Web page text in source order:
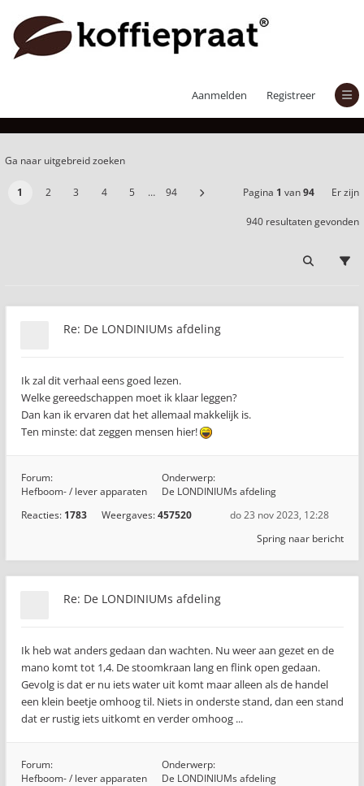
Aanmelden Registreer
Er zijn 940 resultaten gevonden
Ga naar uitgebreid zoeken
1 2 3 4 5 … 94 Pagina 1 van94 Er zijn
940 resultaten gevonden
Re: De LONDINIUMs afdeling
Ik zal dit verhaal eens goed lezen.
Welke gereedschappen moet ik klaar leggen?
Dan kan ik ervaren dat het allemaal makkelijk is.
Ten minste: dat zeggen mensen hier!
Forum:
Hefboom- / lever apparaten
Onderwerp:
De LONDINIUMs afdeling
Reacties: 1783 Weergaves:457520
do 23 nov 2023, 12:28
Spring naar bericht
Re: De LONDINIUMs afdeling
Ik heb wat anders gedaan dan wachten. Nu weer aan gezet en de
mano komt tot 1,4. De stoomkraan lang en flink open gedaan.
Gevolg is dat er nu iets water uit komt maar alleen als de handel
een klein beetje omhoog til. Niets in onderste stand, dan een stand
dat er rustig iets uitkomt en verder omhoog ...
Forum:
Hefboom- / lever apparaten
Onderwerp:
De LONDINIUMs afdeling